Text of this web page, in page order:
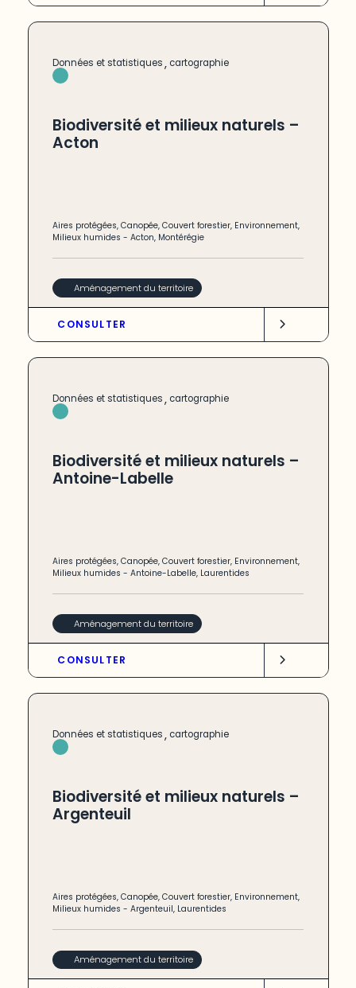
Données et statistiques, cartographie
Biodiversité et milieux naturels –
Acton
Aires protégées,Canopée,Couvert forestier, Environnement,
Milieux humides -Acton, Montérégie
Aménagement du territoire
CONSULTER
Données et statistiques, cartographie
Biodiversité et milieux naturels –
Antoine-Labelle
Aires protégées,Canopée,Couvert forestier, Environnement,
Milieux humides -Antoine-Labelle, Laurentides
Aménagement du territoire
CONSULTER
Données et statistiques, cartographie
Biodiversité et milieux naturels –
Argenteuil
Aires protégées,Canopée,Couvert forestier, Environnement,
Milieux humides -Argenteuil, Laurentides
Aménagement du territoire